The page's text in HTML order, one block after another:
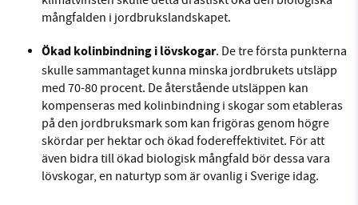
mångfalden i jordbrukslandskapet.
Ökad kolinbindning i lövskogar. De tre första punkterna
skulle sammantaget kunna minska jordbrukets utsläpp
med 70-80 procent. De återstående utsläppen kan
kompenseras med kolinbindning i skogar som etableras
på den jordbruksmark som kan frigöras genom högre
skördar per hektar och ökad fodereffektivitet. För att
även bidra till ökad biologisk mångfald bör dessa vara
lövskogar, en naturtyp som är ovanlig i Sverige idag.